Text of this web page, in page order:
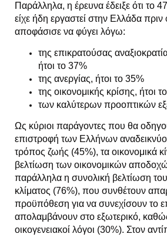
Παράλληλα, η έρευνα έδειξε ότι το
είχε ήδη εργαστεί στην Ελλάδα πριν
αποφάσισε να φύγει λόγω:
της επικρατούσας
ήτοι το 37%
της ανεργίας, ήτοι το 35%
της οικονομικής κρίσης, ήτοι
των καλύτερων προοπτικών
Ως κύριοι παράγοντες που θα
επιστροφή των Ελλήνων
τρόπος ζωής (45%), τα οικονομικά
βελτίωση των οικονομικών
παράλληλα η συνολική βελτίωση
κλίματος (76%), που συνθέτουν
προϋπόθεση για να συνεχίσουν το
απολαμβάνουν στο εξωτερικό,
οικογενειακοί λόγοι (30%). Στον